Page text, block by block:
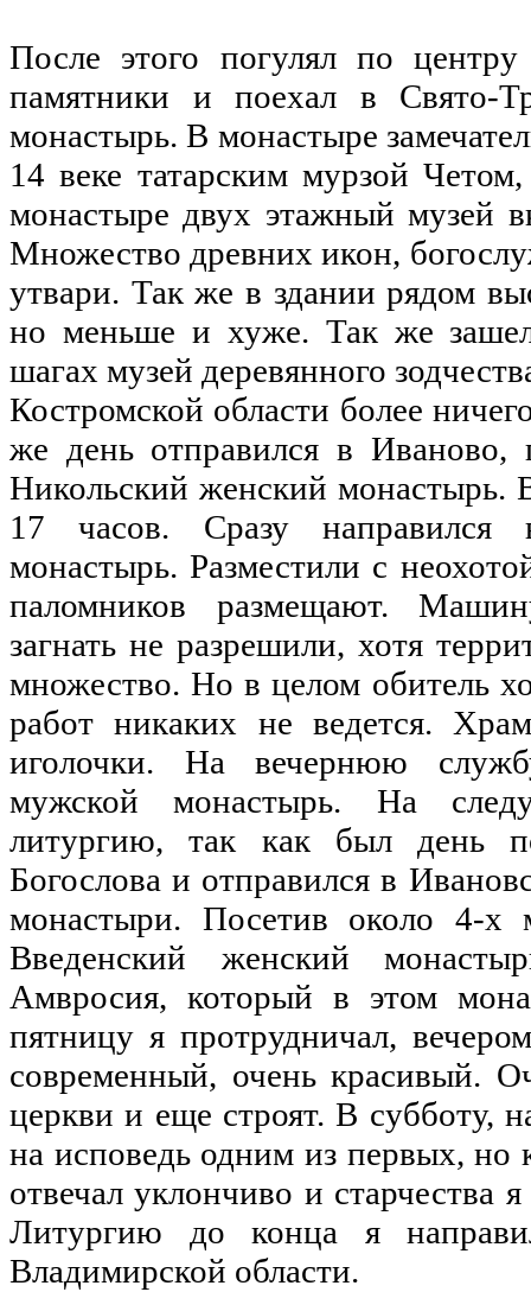
После этого погулял по
памятники и поехал в Свято-
монастырь. В монастыре
14 веке татарским мурзой
монастыре двух этажный музей
Множество древних икон,
утвари. Так же в здании рядом
но меньше и хуже. Так же
шагах музей деревянного
Костромской области более
же день отправился в
Никольский женский
17 часов. Сразу направился
монастырь. Разместили с
паломников размещают.
загнать не разрешили, хотя
множество. Но в целом обитель
работ никаких не ведется.
иголочки. На вечернюю
мужской монастырь. На
литургию, так как был день
Богослова и отправился в
монастыри. Посетив около 4-х
Введенский женский
Амвросия, который в этом
пятницу я протрудничал,
современный, очень красивый.
церкви и еще строят. В субботу,
на исповедь одним из первых,
отвечал уклончиво и старчества
Литургию до конца я
Владимирской области.